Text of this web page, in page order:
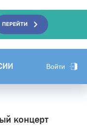
Войти
концерт